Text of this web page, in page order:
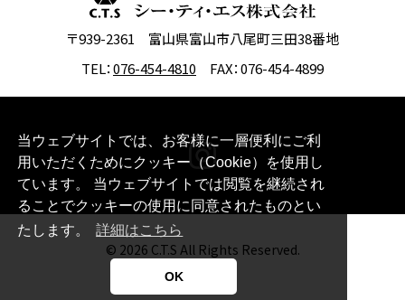
当ウェブサイトでは、お客様に一層便利にご利
用いただくためにクッキー（Cookie）を使用し
ています。 当ウェブサイトでは閲覧を継続され
ることでクッキーの使用に同意されたものとい
たします。
詳細はこちら
OK
〒939-2361 富山県富山市八尾町三田38番地
TEL：076-454-4810 FAX：076-454-4899
© 2026 C.T.S All Rights Reserved.